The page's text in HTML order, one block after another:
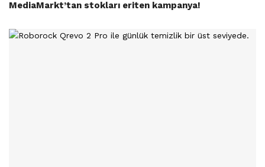
MediaMarkt’tan stokları eriten kampanya!